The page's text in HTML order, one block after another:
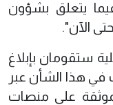
يتعلق بشؤون
الآن".
ستقومان بإبلاغ
في هذا الشأن عبر
على منصات